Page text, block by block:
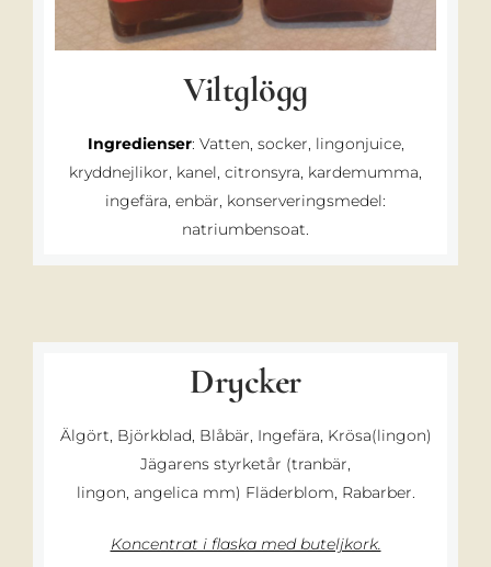
Viltglögg
Ingredienser: Vatten, socker, lingonjuice,
kryddnejlikor, kanel, citronsyra, kardemumma,
ingefära, enbär, konserveringsmedel:
natriumbensoat.
Drycker
Älgört, Björkblad, Blåbär, Ingefära, Krösa(lingon)
Jägarens styrketår (tranbär,
lingon, angelica mm) Fläderblom, Rabarber.
Koncentrat i flaska med buteljkork.